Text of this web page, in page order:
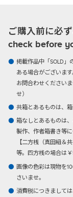
ご購入前に必
check before
掲載作品中「SOLD」
ある場合がございます
お問合わせください
せ）
共箱とあるものは、箱
箱なしとあるものは
製作、作者箱書き等
【二方桟（真田紐＆
等。四方桟の場合は
画像の色彩は現物を
さいませ。
消費税につきまして